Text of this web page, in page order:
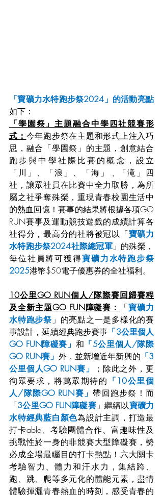
「寶礦力水特跑步祭2024」的活動亮點
如下：
「學園祭」主題融合中學四社競賽形
式： 今年跑步祭在主題和形式上注入巧
思，融合「學園祭」的主題，創意結合
跑步與中學社際比賽的概念，設立
「川」、「浪」、「海」﹑「滝」四
社，讓眾社員在比賽中全力取勝，為所
屬之社爭奪殊榮，重現青春校園生活中
的熱血回憶！賽事的結果將根據各項GO
RUN賽事及運動競技遊戲的成績計算各
社得分，最高分的社將被冠以「寶礦力
水特跑步祭2024社際總冠軍」的殊榮，
每位社員將可獲得寶礦力水特跑步祭
2025港幣$50電子優惠券的全社福利。
10公里GO RUN個人/隊際賽回歸賽程
及全新主題GO FUN障礙賽：
「寶礦力
水特跑步祭」的亮點之一是多樣化的賽
事設計，延續經典跑步賽事 「3公里個人
GO FUN障礙賽」 和 「5公里個人/隊際
GO RUN賽」 外，並新增近年新興的 「3
公里個人GO RUN賽」
；除此之外，更
徇眾要求，將萬眾期待的 「10公里個
人/隊際GO RUN賽」帶回跑步祭！而
「3公里GO FUN障礙賽」繼續以寶礦力
水特經典藍白顏色為設計主調，打造最
打卡able、考驗團體合作、富趣味性及
挑戰性於一身的非競賽大型障礙賽，勢
必成全場最矚目的打卡熱點！六大關卡
考驗智力、體力和汗水力，集結跨、
跑、跳、爬等多元化的體能元素，盡情
體驗揮灑青春熱血的時刻，感受青春的